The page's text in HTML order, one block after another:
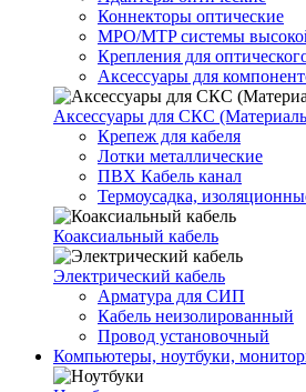
Коннекторы оптические
MPO/MTP системы
Крепления для
Аксессуары для
Аксессуары для СКС
Крепеж для кабеля
Лотки металлические
ПВХ Кабель канал
Термоусадка,
Коаксиальный кабель
Электрический кабель
Арматура для СИП
Кабель неизолированный
Провод установочный
Компьютеры, ноутбуки,